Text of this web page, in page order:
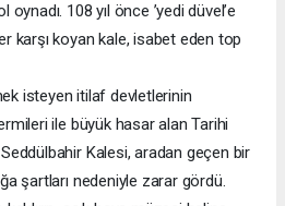
108 yıl önce ’yedi düvel’e
karşı koyan kale, isabet eden top
isteyen itilaf devletlerinin
ile büyük hasar alan Tarihi
Seddülbahir Kalesi, aradan geçen bir
şartları nedeniyle zarar gördü.